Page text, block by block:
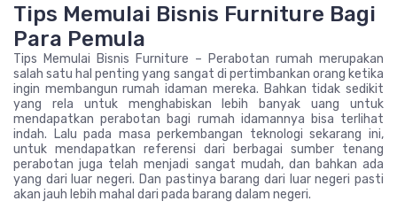
Tips Memulai Bisnis Furniture Bagi
Para Pemula
Tips Memulai Bisnis Furniture – Perabotan rumah merupakan
salah satu hal penting yang sangat di pertimbankan orang ketika
ingin membangun rumah idaman mereka. Bahkan tidak sedikit
yang rela untuk menghabiskan lebih banyak uang untuk
mendapatkan perabotan bagi rumah idamannya bisa terlihat
indah. Lalu pada masa perkembangan teknologi sekarang ini,
untuk mendapatkan referensi dari berbagai sumber tenang
perabotan juga telah menjadi sangat mudah, dan bahkan ada
yang dari luar negeri. Dan pastinya barang dari luar negeri pasti
akan jauh lebih mahal dari pada barang dalam negeri.